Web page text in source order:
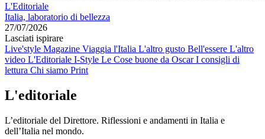
L'Editoriale
Italia, laboratorio di bellezza
27/07/2026
Lasciati ispirare
Live'style Magazine Viaggia l'Italia L'altro gusto Bell'essere L'altro
video L'Editoriale I-Style Le Cose buone da OscarI consigli di
lettura Chi siamo Print
L'editoriale
L’editoriale del Direttore. Riflessioni e andamenti in Italia e
dell’Italia nel mondo.